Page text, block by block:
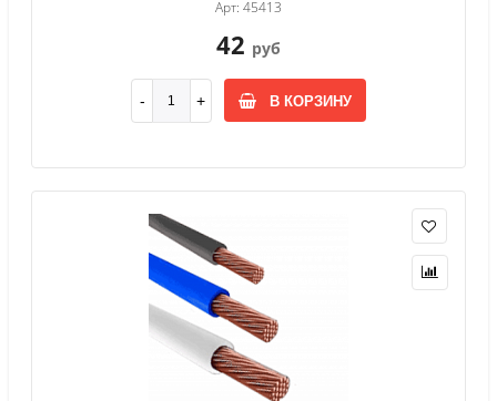
Арт: 45413
42 руб
В КОРЗИНУ